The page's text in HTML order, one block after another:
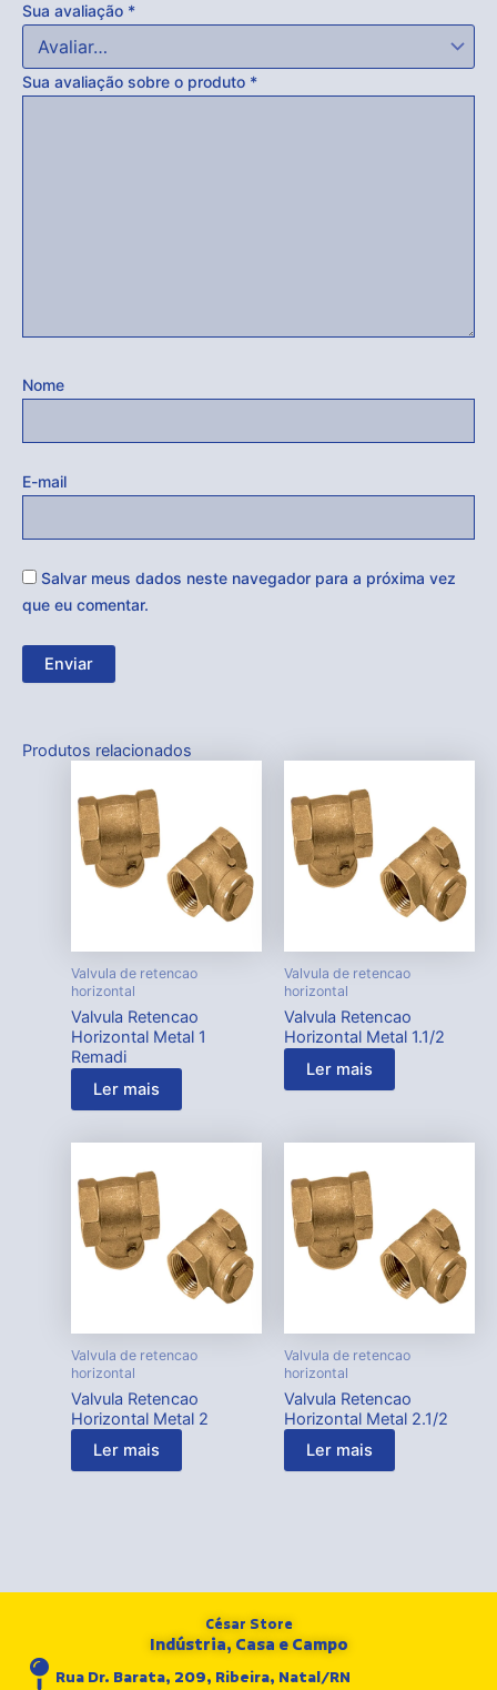
Sua avaliação *
Sua avaliação sobre o produto *
Nome
E-mail
Salvar meus dados neste navegador para a próxima vez
que eu comentar.
Produtos relacionados
Valvula de retencao
horizontal
Valvula Retencao
Horizontal Metal 1
Remadi
Ler mais
Valvula de retencao
horizontal
Valvula Retencao
Horizontal Metal 1.1/2
Ler mais
Valvula de retencao
horizontal
Valvula Retencao
Horizontal Metal 2
Ler mais
Valvula de retencao
horizontal
Valvula Retencao
Horizontal Metal 2.1/2
Ler mais
César Store
Indústria, Casa e Campo
Rua Dr. Barata, 209, Ribeira, Natal/RN